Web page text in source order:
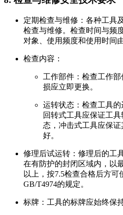
定期检查与维修：各种工具
检查与维修。检查时间与频
对象、使用频度和使用时间
检查内容：
工作部件：检查工作
损应立即更换。
运转状态：检查工具的
回转式工具应保证工
态，冲击式工具应保
好。
修理后试运转：修理后的工
在有防护的封闭区域内，以
以上，按7.5检查合格后方
GB/T4974的规定。
标牌：工具的标牌应始终保